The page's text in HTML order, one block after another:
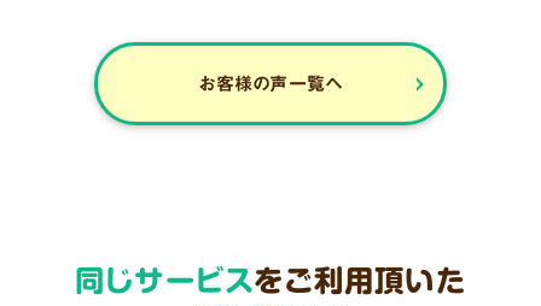
お客様の声一覧へ
同じサービスをご利用頂いた